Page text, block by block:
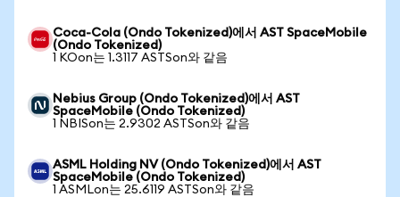
Coca-Cola (Ondo Tokenized)에서 AST SpaceMobile
(Ondo Tokenized)
1 KOon는 1.3117 ASTSon와 같음
Nebius Group (Ondo Tokenized)에서 AST
SpaceMobile (Ondo Tokenized)
1 NBISon는 2.9302 ASTSon와 같음
ASML Holding NV (Ondo Tokenized)에서 AST
SpaceMobile (Ondo Tokenized)
1 ASMLon는 25.6119 ASTSon와 같음